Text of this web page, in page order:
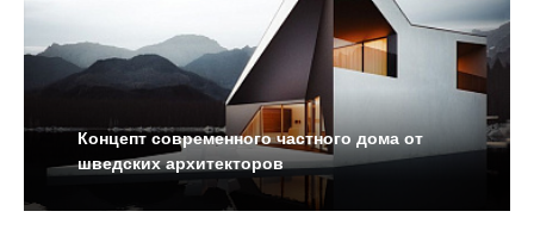
Концепт современного частного дома от
шведских архитекторов